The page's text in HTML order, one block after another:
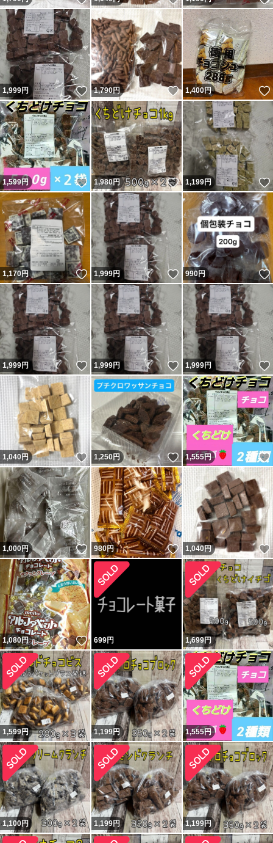
1,999円 いいね！
1,790円 いいね！
1,400円
1,599円 いいね！
1,980円 いいね！
1,199円
1,170円 いいね！
1,999円 いいね！
990円
1,999円 いいね！
1,999円 いいね！
1,999円
1,040 円 いいね！
1,250円 いいね！
1,555円
1,000円 いいね！
980円 いいね！
1,040円
1,080円 いいね！
699円 1,699円
1,599円 1,199円 1,555円
1,100円 1,199円 1,199円